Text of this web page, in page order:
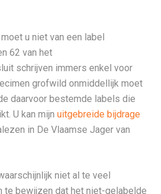
u niet van een label
62 van het
schrijven immers enkel voor
grofwild onmiddellijk moet
daarvoor bestemde labels die
U kan mijn uitgebreide bijdrage
in De Vlaamse Jager van
niet al te veel
te bewijzen dat het niet-gelabelde